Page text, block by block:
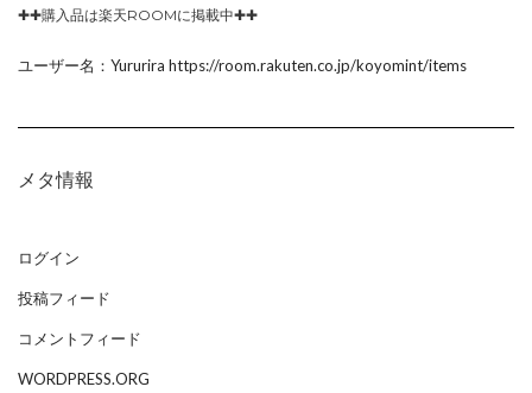
✚✚購入品は楽天ROOMに掲載中✚✚
ユーザー名：Yururira https://room.rakuten.co.jp/koyomint/items
メタ情報
ログイン
投稿フィード
コメントフィード
WORDPRESS.ORG